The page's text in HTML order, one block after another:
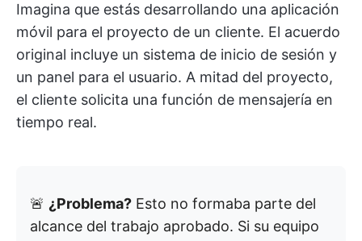
Imagina que estás desarrollando una aplicación
móvil para el proyecto de un cliente. El acuerdo
original incluye un sistema de inicio de sesión y
un panel para el usuario. A mitad del proyecto,
el cliente solicita una función de mensajería en
tiempo real.
🚨 ¿Problema? Esto no formaba parte del
alcance del trabajo aprobado. Si su equipo